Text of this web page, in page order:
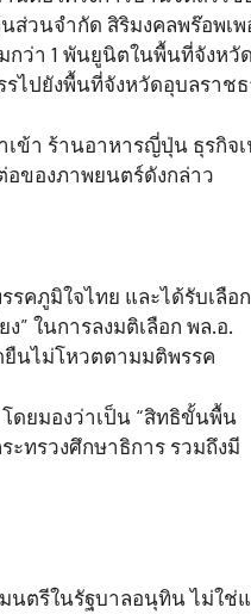
ส่วนจำกัด สิริมงคลพร๊อพเพ
กว่า 1 พันยูนิตในพื้นที่จังหวัด
ไปยังพื้นที่จังหวัดอุบลราช
เข้า ร้านอาหารญี่ปุ่น ธุรกิจ
ของภาพยนตร์ดังกล่าว
รคภูมิใจไทย และได้รับเลือ
” ในการลงมติเลือก พล.อ.
ยืนไม่โหวตตามมติพรรค
ดยมองว่าเป็น “สิทธิขั้นพื้น
ะทรวงศึกษาธิการ รวมถึงมี
นตรีในรัฐบาลอนุทิน ไม่ใช่